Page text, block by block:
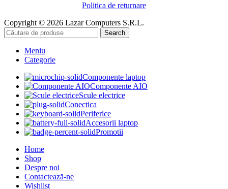
Politica de returnare
Copyright © 2026 Lazar Computers S.R.L.
Search
Meniu
Categorie
Componente laptop
Componente AIO
Scule electrice
Conectica
Periferice
Accesorii laptop
Promotii
Home
Shop
Despre noi
Contactează-ne
Wishlist